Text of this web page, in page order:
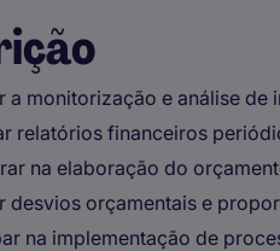
a monitorização e análise
relatórios financeiros
na elaboração do
desvios orçamentais e
na implementação de